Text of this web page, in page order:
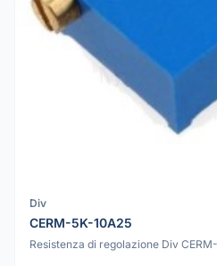
Div
CERM-5K-10A25
Resistenza di regolazione Div